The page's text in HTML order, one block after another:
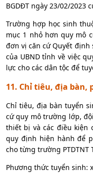
BGDĐT ngày 23/02/2023
Trường hợp học sinh
mục 1 nhỏ hơn quy mô
đơn vị căn cứ Quyết định
của UBND tỉnh về việc
lực cho các dân tộc để
11. Chỉ tiêu, địa
Chỉ tiêu, địa bàn tuyển
cứ quy mô trường lớp,
thiết bị và các điều kiện
quy định hiện hành để
cho từng trường PTDTNT
Phương thức tuyển sinh: